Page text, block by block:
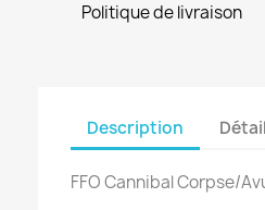
Politique de livraison
Description
FFO Cannibal Corpse/